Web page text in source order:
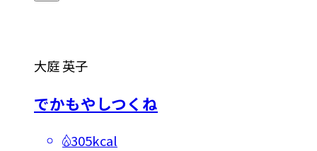
大庭 英子
でかもやしつくね
305kcal